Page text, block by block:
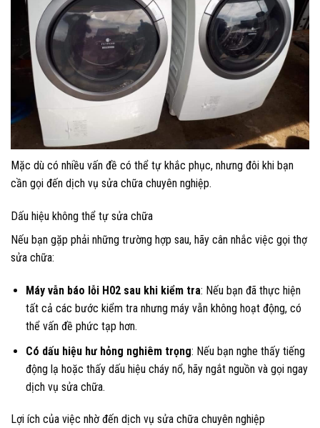
Mặc dù có nhiều vấn đề có thể tự khắc phục, nhưng đôi khi bạn
cần gọi đến dịch vụ sửa chữa chuyên nghiệp.
Dấu hiệu không thể tự sửa chữa
Nếu bạn gặp phải những trường hợp sau, hãy cân nhắc việc gọi thợ
sửa chữa:
Máy vẫn báo lỗi H02 sau khi kiểm tra: Nếu bạn đã thực hiện
tất cả các bước kiểm tra nhưng máy vẫn không hoạt động, có
thể vấn đề phức tạp hơn.
Có dấu hiệu hư hỏng nghiêm trọng: Nếu bạn nghe thấy tiếng
động lạ hoặc thấy dấu hiệu cháy nổ, hãy ngắt nguồn và gọi ngay
dịch vụ sửa chữa.
Lợi ích của việc nhờ đến dịch vụ sửa chữa chuyên nghiệp